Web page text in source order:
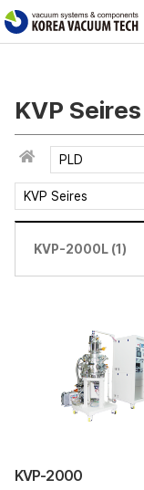
KVP Seires
KVP-2000L (1)
KVP-2000